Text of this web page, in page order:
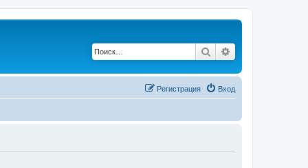
Поиск
Вход
Регистрация